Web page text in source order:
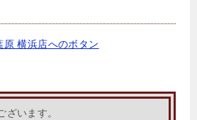
ざいます。